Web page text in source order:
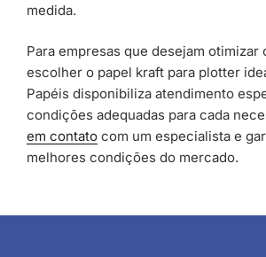
medida.
Para empresas que desejam otimizar
escolher o papel kraft para plotter
Papéis disponibiliza atendimento
condições adequadas para cada
em contato com um especialista e
melhores condições do mercado.